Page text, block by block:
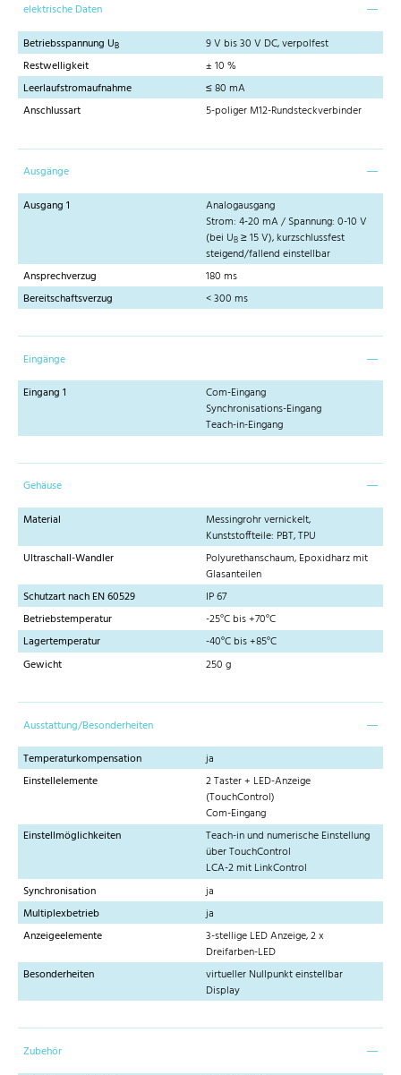
elektrische Daten
Betriebsspannung UB
9 V bis 30 V DC, verpolfest
Restwelligkeit
± 10 %
Leerlaufstromaufnahme
≤ 80 mA
Anschlussart
5-poliger M12-Rundsteckverbinder
Ausgänge
Ausgang 1
Analogausgang
Strom: 4-20 mA / Spannung: 0-10 V
(bei UB ≥ 15 V), kurzschlussfest
steigend/fallend einstellbar
Ansprechverzug
180 ms
Bereitschaftsverzug
< 300 ms
Eingänge
Eingang 1
Com-Eingang
Synchronisations-Eingang
Teach-in-Eingang
Gehäuse
Material
Messingrohr vernickelt,
Kunststoffteile: PBT, TPU
Ultraschall-Wandler
Polyurethanschaum, Epoxidharz mit
Glasanteilen
Schutzart nach EN 60529
IP 67
Betriebstemperatur
-25°C bis +70°C
Lagertemperatur
-40°C bis +85°C
Gewicht
250 g
Ausstattung/Besonderheiten
Temperaturkompensation
ja
Einstellelemente
2 Taster + LED-Anzeige
(TouchControl)
Com-Eingang
Einstellmöglichkeiten
Teach-in und numerische Einstellung
über TouchControl
LCA-2 mit LinkControl
Synchronisation
ja
Multiplexbetrieb
ja
Anzeigeelemente
3-stellige LED Anzeige, 2 x
Dreifarben-LED
Besonderheiten
virtueller Nullpunkt einstellbar
Display
Zubehör